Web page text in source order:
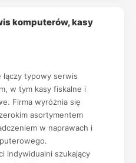
komputerów, kasy
typowy serwis
w tym kasy fiskalne i
Firma wyróżnia się
asortymentem
w naprawach i
indywidualni szukający